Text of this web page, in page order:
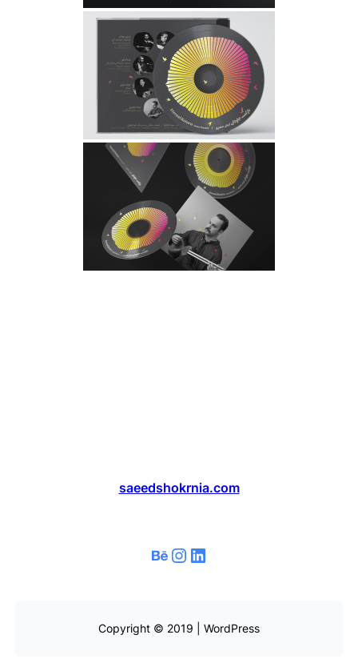
saeedshokrnia.com
لینکداین اینستاگرم بیهنس
Copyright © 2019 | WordPress